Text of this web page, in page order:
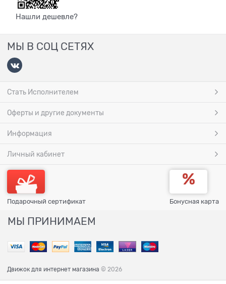
Нашли дешевле?
МЫ В СОЦ СЕТЯХ
Стать Исполнителем
Оферты и другие документы
Информация
Личный кабинет
Подарочный сертификат Бонусная карта
МЫ ПРИНИМАЕМ
Движок для интернет магазина © 2026